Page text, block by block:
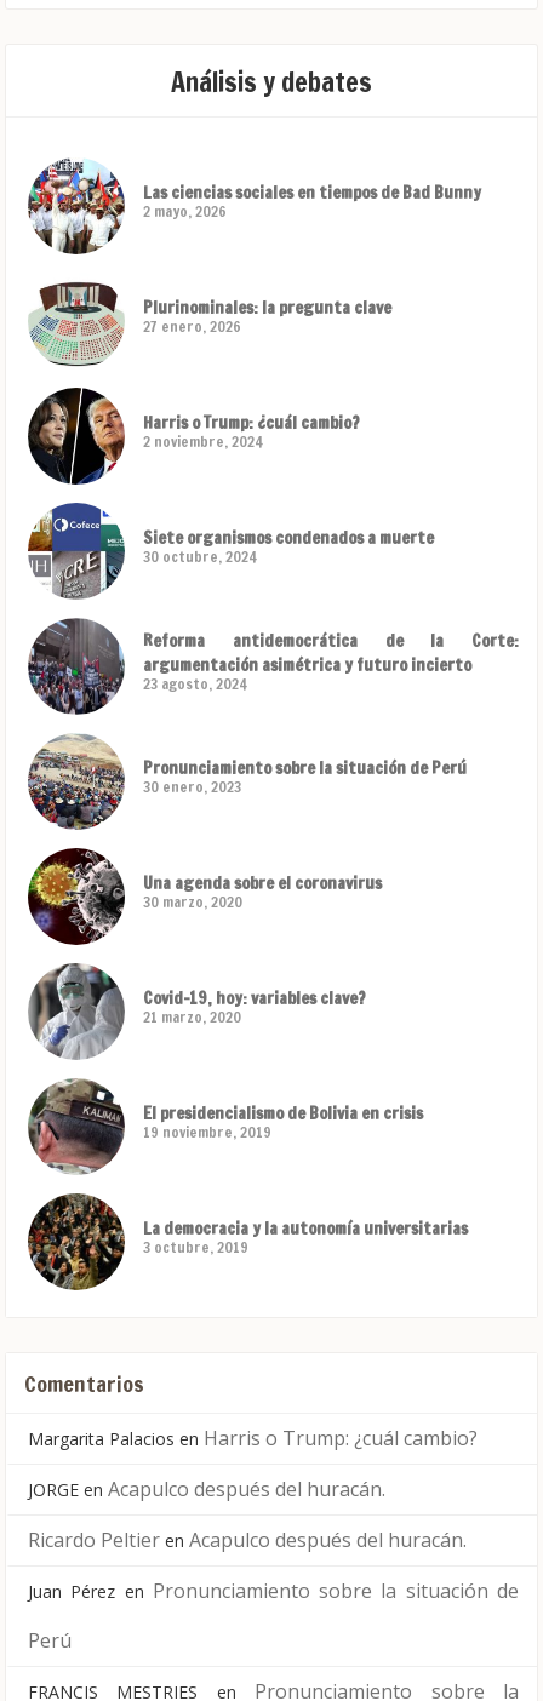
Análisis y debates
Las ciencias sociales en tiempos de Bad Bunny
2 mayo, 2026
Plurinominales: la pregunta clave
27 enero, 2026
Harris o Trump: ¿cuál cambio?
2 noviembre, 2024
Siete organismos condenados a muerte
30 octubre, 2024
Reforma antidemocrática de la Corte:
argumentación asimétrica y futuro incierto
23 agosto, 2024
Pronunciamiento sobre la situación de Perú
30 enero, 2023
Una agenda sobre el coronavirus
30 marzo, 2020
Covid-19, hoy: variables clave?
21 marzo, 2020
El presidencialismo de Bolivia en crisis
19 noviembre, 2019
La democracia y la autonomía universitarias
3 octubre, 2019
Comentarios
Margarita Palacios en Harris o Trump: ¿cuál cambio?
JORGE en Acapulco después del huracán.
Ricardo Peltier en Acapulco después del huracán.
Juan Pérez en Pronunciamiento sobre la situación de
Perú
FRANCIS MESTRIES en Pronunciamiento sobre la